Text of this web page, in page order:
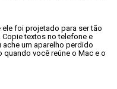
ele foi projetado para ser tão
Copie textos no telefone e
um aparelho perdido
você reúne o Mac e o